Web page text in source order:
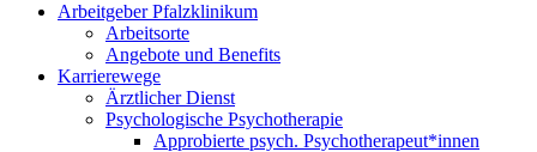
Arbeitgeber Pfalzklinikum
Arbeitsorte
Angebote und Benefits
Karrierewege
Ärztlicher Dienst
Psychologische Psychotherapie
Approbierte psych. Psychotherapeut*innen